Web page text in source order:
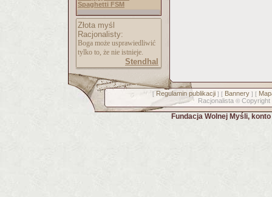
Spaghetti FSM
Złota myśl
Racjonalisty:
Boga może usprawiedliwić
tylko to, że nie istnieje.
Stendhal
[ Regulamin publikacji] [ Bannery] [
Racjonalista © Copyright
Fundacja Wolnej Myśli,